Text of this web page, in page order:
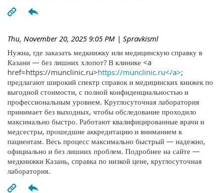
Thu, November 20, 2025 9:05 PM | Spravkisml
Нужна, где заказать медкнижку или медицинскую справку в
Казани — без лишних хлопот? В клинике <a
href=https://munclinic.ru>https://munclinic.ru</a>;
предлагают широкий спектр справок и медицинских книжек по
выгодной стоимости, с полной конфиденциальностью и
профессиональным уровнем. Круглосуточная лаборатория
принимает без выходных, чтобы обследование проходило
максимально быстро. Работают квалифицированные врачи и
медсестры, прошедшие аккредитацию и вниманием к
пациентам. Весь процесс максимально быстрый — надежно,
официально и без лишних проблем. Подробнее на сайте —
медкнижки Казань, справка по низкой цене, круглосуточная
лаборатория.